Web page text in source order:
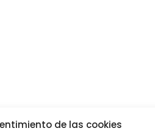
de las cookies